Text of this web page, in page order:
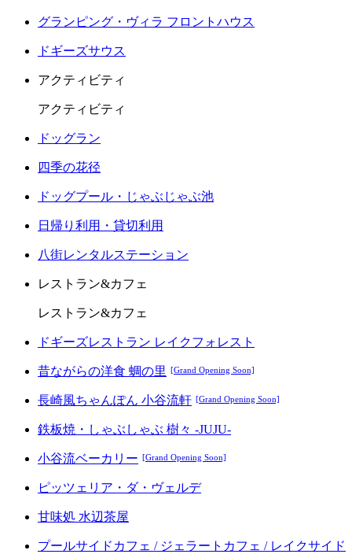
グランピング・ヴィラ フロントハウス
ドギーズサウス
アクティビティ
アクティビティ
ドッグラン
四季の花径
ドッグプール・じゃぶじゃぶ池
日帰り利用・貸切利用
八街レンタルステーション
レストラン&カフェ
レストラン&カフェ
ドギーズレストラン レイクフォレスト
昔ながらの洋食 蜩の里 [Grand Opening Soon]
長崎風ちゃんぽん 小谷流軒 [Grand Opening Soon]
鉄板焼・しゃぶしゃぶ 樹々 -JUJU-
小谷流ベーカリー [Grand Opening Soon]
ピッツェリア・ダ・ヴェルデ
甘味処 水辺茶屋
プールサイドカフェ / ジェラートカフェ / レイクサイド